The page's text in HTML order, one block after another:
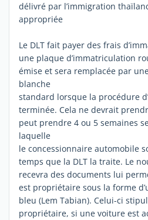
délivré par l’immigration
appropriée
Le DLT fait payer des frais
une plaque d’immatriculation
émise et sera remplacée par
blanche
standard lorsque la procédure
terminée. Cela ne devrait
peut prendre 4 ou 5 semaines
laquelle
le concessionnaire automobile
temps que la DLT la traite. Le
recevra des documents lui
est propriétaire sous la forme
bleu (Lem Tabian). Celui-ci
propriétaire, si une voiture est